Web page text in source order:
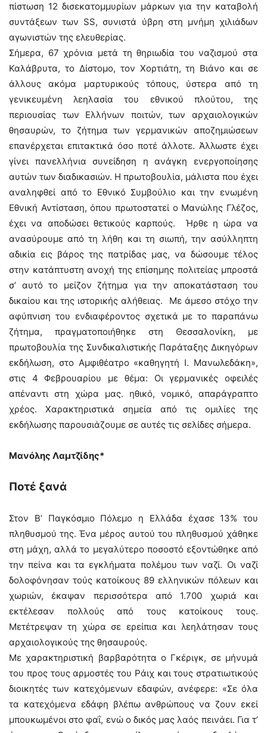
πίστωση 12 δισεκατομμυρίων μάρκων για την καταβολή
συντάξεων των SS, συνιστά ύβρη στη μνήμη χιλιάδων
αγωνιστών της ελευθερίας.
Σήμερα, 67 χρόνια μετά τη θηριωδία του ναζισμού στα
Καλάβρυτα, το Δίστομο, τον Χορτιάτη, τη Βιάνο και σε
άλλους ακόμα μαρτυρικούς τόπους, ύστερα από τη
γενικευμένη λεηλασία του εθνικού πλούτου, της
περιουσίας των Ελλήνων ποιτών, των αρχαιολογικών
θησαυρών, το ζήτημα των γερμανικών αποζημιώσεων
επανέρχεται επιτακτικά όσο ποτέ άλλοτε. Άλλωστε έχει
γίνει πανελλήνια συνείδηση η ανάγκη ενεργοποίησης
αυτών των διαδικασιών. Η πρωτοβουλία, μάλιστα που έχει
αναληφθεί από το Εθνικό Συμβούλιο και την ενωμένη
Εθνική Αντίσταση, όπου πρωτοστατεί ο Μανώλης Γλέζος,
έχει να αποδώσει θετικούς καρπούς. Ήρθε η ώρα να
ανασύρουμε από τη λήθη και τη σιωπή, την ασύλληπτη
αδικία εις βάρος της πατρίδας μας, να δώσουμε τέλος
στην κατάπτυστη ανοχή της επίσημης πολιτείας μπροστά
σ’ αυτό το μείζον ζήτημα για την αποκατάσταση του
δικαίου και της ιστορικής αλήθειας. Με άμεσο στόχο την
αφύπνιση του ενδιαφέροντος σχετικά με το παραπάνω
ζήτημα, πραγματοποιήθηκε στη Θεσσαλονίκη, με
πρωτοβουλία της Συνδικαλιστικής Παράταξης Δικηγόρων
εκδήλωση, στο Αμφιθέατρο «καθηγητή Ι. Μανωλεδάκη»,
στις 4 Φεβρουαρίου με θέμα: Οι γερμανικές οφειλές
απέναντι στη χώρα μας. ηθικό, νομικό, απαράγραπτο
χρέος. Χαρακτηριστικά σημεία από τις ομιλίες της
εκδήλωσης παρουσιάζουμε σε αυτές τις σελίδες σήμερα.
Μανόλης Λαμτζίδης*
Ποτέ ξανά
Στον Β’ Παγκόσμιο Πόλεμο η Ελλάδα έχασε 13% του
πληθυσμού της. Ένα μέρος αυτού του πληθυσμού χάθηκε
στη μάχη, αλλά το μεγαλύτερο ποσοστό εξοντώθηκε από
την πείνα και τα εγκλήματα πολέμου των ναζί. Οι ναζί
δολοφόνησαν τούς κατοίκους 89 ελληνικών πόλεων και
χωριών, έκαψαν περισσότερα από 1.700 χωριά και
εκτέλεσαν πολλούς από τους κατοίκους τους.
Μετέτρεψαν τη χώρα σε ερείπια και λεηλάτησαν τους
αρχαιολογικούς της θησαυρούς.
Με χαρακτηριστική βαρβαρότητα ο Γκέριγκ, σε μήνυμά
του προς τους αρμοστές του Ράιχ και τους στρατιωτικούς
διοικητές των κατεχόμενων εδαφών, ανέφερε: «Σε όλα
τα κατεχόμενα εδάφη βλέπω ανθρώπους να ζουν εκεί
μπουκωμένοι στο φαΐ, ενώ ο δικός μας λαός πεινάει. Για τ’